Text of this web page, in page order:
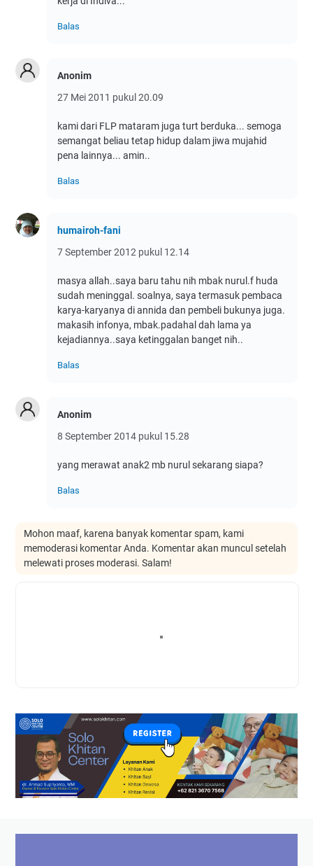
Balas
Anonim
27 Mei 2011 pukul 20.09
kami dari FLP mataram juga turt berduka... semoga
semangat beliau tetap hidup dalam jiwa mujahid
pena lainnya... amin..
Balas
humairoh-fani
7 September 2012 pukul 12.14
masya allah..saya baru tahu nih mbak nurul.f huda
sudah meninggal. soalnya, saya termasuk pembaca
karya-karyanya di annida dan pembeli bukunya juga.
makasih infonya, mbak.padahal dah lama ya
kejadiannya..saya ketinggalan banget nih..
Balas
Anonim
8 September 2014 pukul 15.28
yang merawat anak2 mb nurul sekarang siapa?
Balas
Mohon maaf, karena banyak komentar spam, kami
memoderasi komentar Anda. Komentar akan muncul setelah
melewati proses moderasi. Salam!